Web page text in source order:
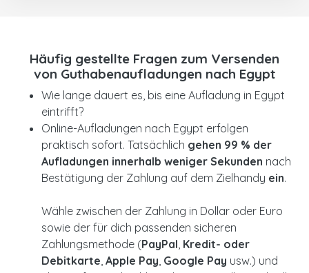
Häufig gestellte Fragen zum Versenden
von Guthabenaufladungen nach Egypt
Wie lange dauert es, bis eine Aufladung in Egypt
eintrifft?
Online-Aufladungen nach Egypt erfolgen
praktisch sofort. Tatsächlich gehen 99 % der
Aufladungen innerhalb weniger Sekunden nach
Bestätigung der Zahlung auf dem Zielhandy ein.
Wähle zwischen der Zahlung in Dollar oder Euro
sowie der für dich passenden sicheren
Zahlungsmethode (PayPal Kredit- oder
Debitkarte Apple Pay Google Pay usw.) und